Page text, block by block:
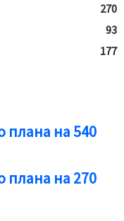
270
93
177
плана на 540
плана на 270